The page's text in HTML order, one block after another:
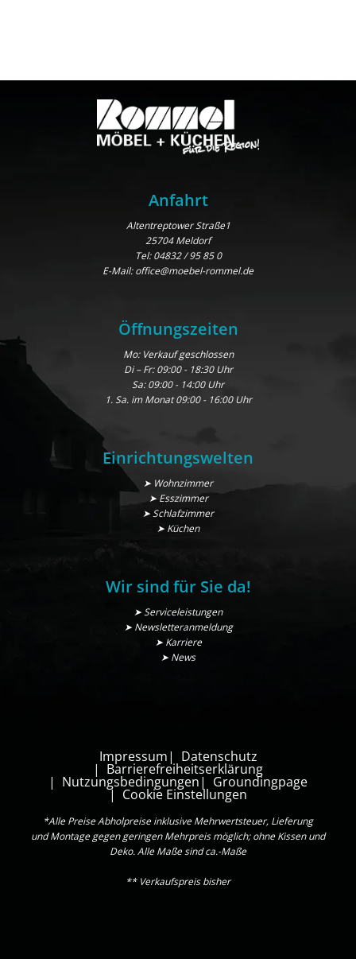
Anfahrt
Altentreptower Straße1
25704 Meldorf
Tel:04832 / 95 85 0
E-Mail:office@moebel-rommel.de
Öffnungszeiten
Mo: Verkauf geschlossen
Di – Fr: 09:00 - 18:30 Uhr
Sa: 09:00 - 14:00 Uhr
1. Sa. im Monat 09:00 - 16:00 Uhr
Einrichtungswelten
➤ Wohnzimmer
➤ Esszimmer
➤ Schlafzimmer
➤ Küchen
Wir sind für Sie da!
➤ Serviceleistungen
➤ Newsletteranmeldung
➤ Karriere
➤ News
Impressum Datenschutz
Barrierefreiheitserklärung
Nutzungsbedingungen Groundingpage
Cookie Einstellungen
*Alle Preise Abholpreise inklusive Mehrwertsteuer, Lieferung
und Montage gegen geringen Mehrpreis möglich; ohne Kissen und
Deko. Alle Maße sind ca.-Maße
** Verkaufspreis bisher